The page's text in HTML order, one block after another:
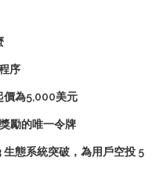
序
為5,000美元
勵的唯一令牌
態系統突破，為用戶空投 5